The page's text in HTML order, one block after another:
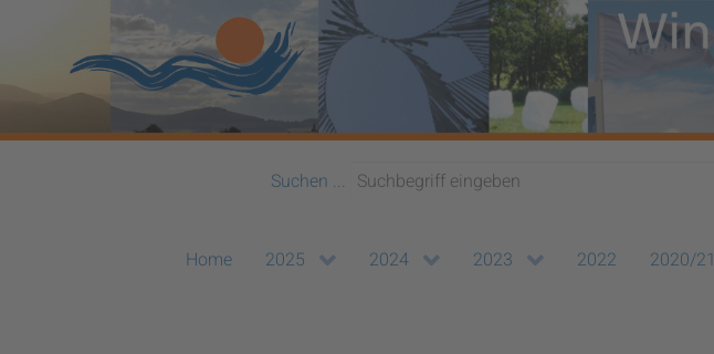
Suchen ...
Home 2025 2024 2023 2022 2020/21